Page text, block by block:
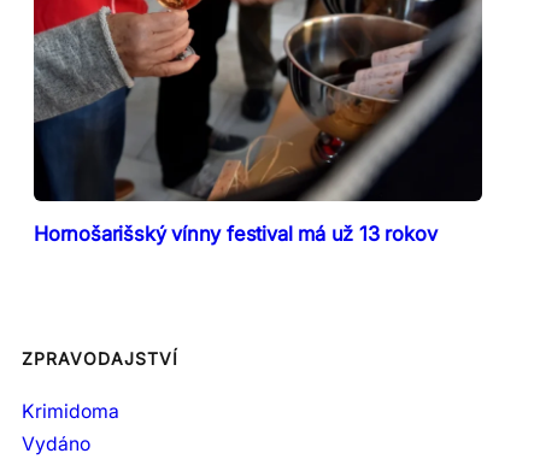
Hornošarišský vínny festival má už 13 rokov
ZPRAVODAJSTVÍ
Krimidoma
Vydáno